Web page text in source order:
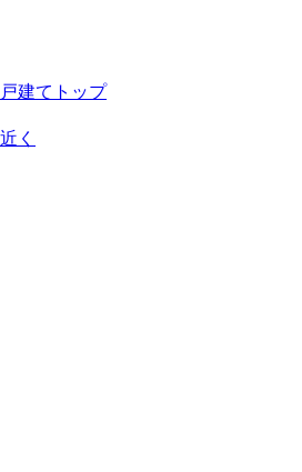
建てトップ
く